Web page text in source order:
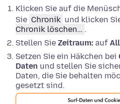
Klicken Sie auf die
Sie Chronik und klicken
Chronik löschen… .
Stellen Sie Zeitraum: auf
Setzen Sie ein Häkchen bei
Daten und stellen Sie
Daten, die Sie behalten
gesetzt sind.